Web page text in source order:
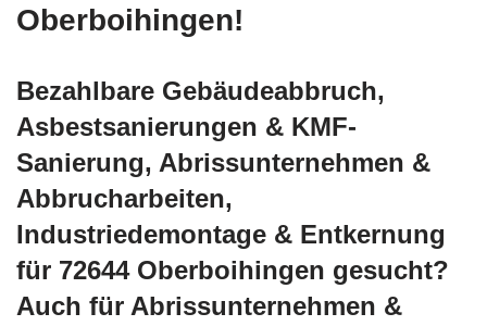
Oberboihingen!
Bezahlbare Gebäudeabbruch,
Asbestsanierungen & KMF-
Sanierung, Abrissunternehmen &
Abbrucharbeiten,
Industriedemontage & Entkernung
für 72644 Oberboihingen gesucht?
Auch für Abrissunternehmen &